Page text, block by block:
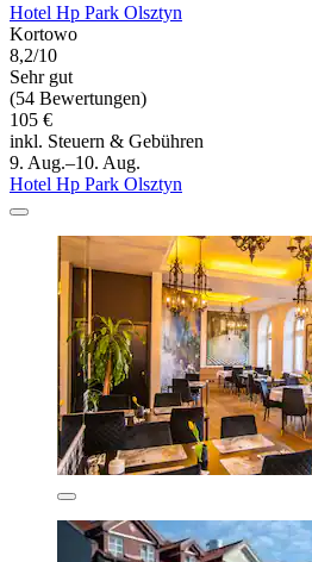
Hotel Hp Park Olsztyn
Kortowo
8,2/10
Sehr gut
(54 Bewertungen)
105 €
inkl. Steuern & Gebühren
9. Aug.–10. Aug.
Hotel Hp Park Olsztyn